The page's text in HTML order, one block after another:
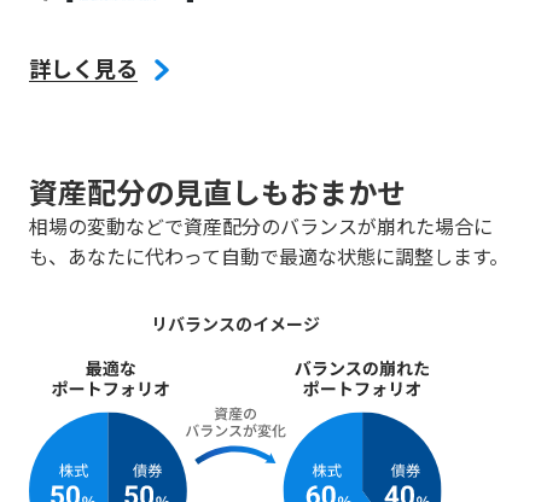
詳しく見る
資産配分の見直しもおまかせ
相場の変動などで資産配分のバランスが崩れた場合に
も、あなたに代わって自動で最適な状態に調整します。
リバランスのイメージ